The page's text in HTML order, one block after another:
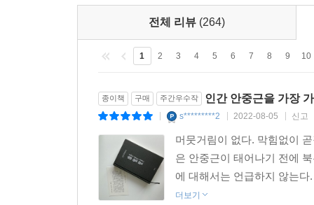
한국 청년 안중근은 그 시대 전체의 대세를 이루
서른한 살의 청춘이었다.
안중근을 그의 시대 안에 가두어놓을 수는 없다.
있다. 안중근은 말하고 또 말한다. 안중근의 총은
전체 리뷰 (264)
1 2 3 4 5 6 7 8 9 10
종이책 구매 주간우수작 인간 안중근을 가장
s*********2 2022-08-05 신고
머뭇거림이 없다. 막힘없이
은 안중근이 태어나기 전에
에 대해서는 언급하지 않는
더보기